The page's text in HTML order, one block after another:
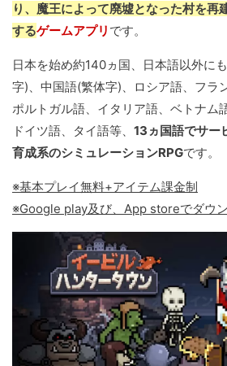
り、魔王によって廃墟となった村を再
するゲームアプリ です。
日本を始め約140ヵ国、日本語以外に
字)、中国語(繁体字)、ロシア語、フラ
ポルトガル語、イタリア語、ベトナム
ドイツ語、タイ語等、 13ヵ国語でサー
育成系のシミュレーションRPGです。
※基本プレイ無料+アイテム課金制
※Google play及び、App storeでダウ